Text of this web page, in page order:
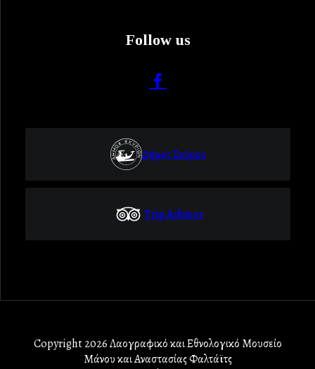
Follow us
Δήμος Σκύρου
Trip Advisor
Copyright 2026 Λαογραφικό και Εθνολογικό Μουσείο
Μάνου και Αναστασίας Φαλτάϊτς